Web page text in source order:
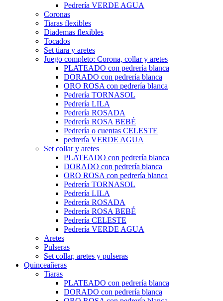
Pedrería VERDE AGUA
Coronas
Tiaras flexibles
Diademas flexibles
Tocados
Set tiara y aretes
Juego completo: Corona, collar y aretes
PLATEADO con pedrería blanca
DORADO con pedrería blanca
ORO ROSA con pedrería blanca
Pedrería TORNASOL
Pedrería LILA
Pedrería ROSADA
Pedrería ROSA BEBÉ
Pedrería o cuentas CELESTE
pedrería VERDE AGUA
Set collar y aretes
PLATEADO con pedrería blanca
DORADO con pedrería blanca
ORO ROSA con pedrería blanca
Pedrería TORNASOL
Pedrería LILA
Pedrería ROSADA
Pedrería ROSA BEBÉ
Pedrería CELESTE
Pedrería VERDE AGUA
Aretes
Pulseras
Set collar, aretes y pulseras
Quinceañeras
Tiaras
PLATEADO con pedrería blanca
DORADO con pedrería blanca